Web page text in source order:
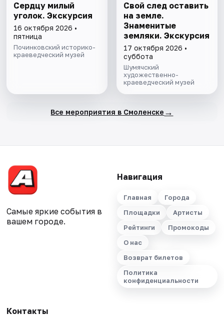
Сердцу милый
уголок. Экскурсия
16 октября 2026 •
пятница
Починковский историко-
краеведческий музей
Свой след оставить
на земле.
Знаменитые
земляки. Экскурсия
17 октября 2026 •
суббота
Шумячский
художественно-
краеведческий музей
Все мероприятия в Смоленске →
Самые яркие события в
вашем городе.
Навигация
Главная
Города
Площадки
Артисты
Рейтинги
Промокоды
О нас
Возврат билетов
Политика
конфиденциальности
Контакты